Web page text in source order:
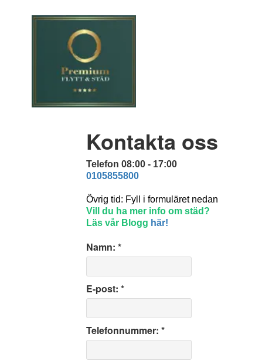
Kontakta oss
Telefon 08:00 - 17:00
0105855800
Övrig tid: Fyll i formuläret nedan
Vill du ha mer info om städ?
Läs vår Blogg här!
Namn: *
E-post: *
Telefonnummer: *